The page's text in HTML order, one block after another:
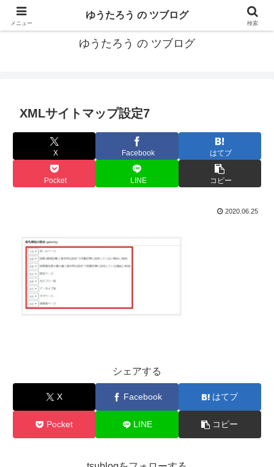
カリフォルニアMBA卒40代がMBA・キャリアとEコマースについて発信
ゆうたろう の ツブログ
XMLサイトマップ設定7
X Facebook はてブ
Pocket LINE コピー
2020.06.25
シェアする
X Facebook はてブ
Pocket LINE コピー
メニュー
ゆうたろう の ツブログ
検索